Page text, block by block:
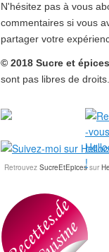
N'hésitez pas à vous
commentaires si vous
partager votre
© 2018 Sucre et
sont pas libres de
Retrouvez SucreEtEpicessur